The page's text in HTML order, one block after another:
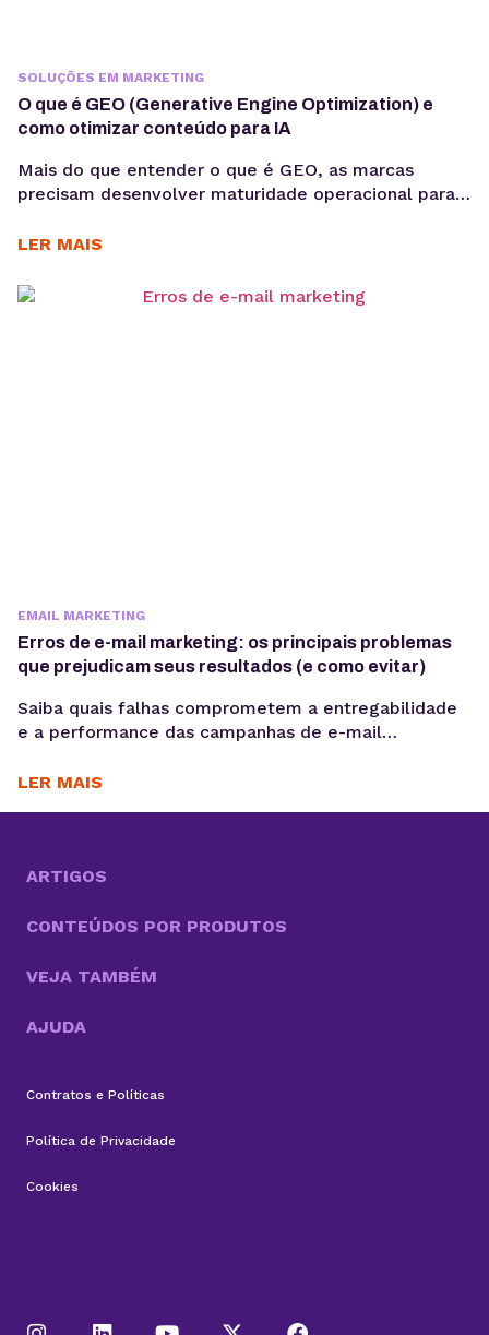
SOLUÇÕES EM MARKETING
O que é GEO (Generative Engine Optimization) e
como otimizar conteúdo para IA
Mais do que entender o que é GEO, as marcas
precisam desenvolver maturidade operacional para
intenção, consistência temática e conteúdos
sem comprometer a experiência humana. A forma
LER MAIS
EMAIL MARKETING
Erros de e-mail marketing: os principais problemas
que prejudicam seus resultados (e como evitar)
Saiba quais falhas comprometem a entregabilidade
e a performance das campanhas de e-mail
técnica e orientada a dados. O e-mail marketing
dificuldades de entrega. Para extrair...
LER MAIS
ARTIGOS
CONTEÚDOS POR PRODUTOS
VEJA TAMBÉM
AJUDA
Contratos e Políticas
Política de Privacidade
Cookies